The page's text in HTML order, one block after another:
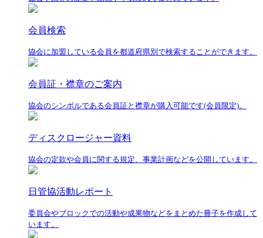
会員検索
協会に加盟している会員を都道府県別で検索することができます。
会員証・襟章のご案内
協会のシンボルである会員証と襟章が購入可能です(会員限定)。
ディスクロージャー資料
協会の定款や会員に関する規定、事業計画などを公開しています。
日管協活動レポート
委員会やブロックでの活動や成果物などをまとめた冊子を作成して
います。